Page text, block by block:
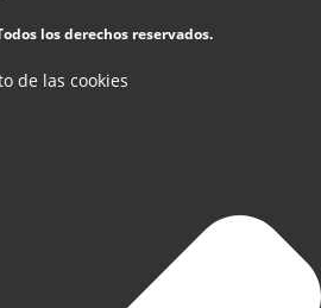
los derechos reservados.
de las cookies